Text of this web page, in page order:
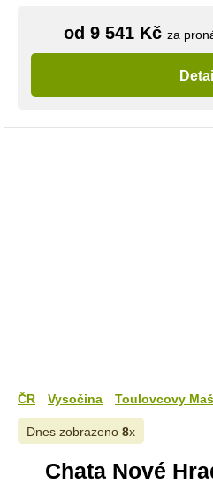
od 9 541 Kč za
Detail
ČR Vysočina Toulovcovy
Dnes zobrazeno 8x
Chata Nové